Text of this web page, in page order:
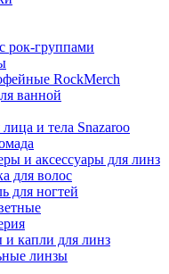
рок-группами
RockMerch
ванной
и тела Snazaroo
и аксессуары для линз
для волос
для ногтей
и капли для линз
линзы